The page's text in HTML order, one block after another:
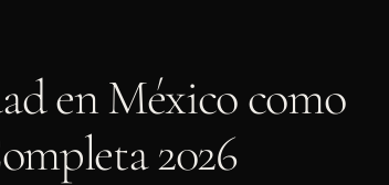
en México como
2026